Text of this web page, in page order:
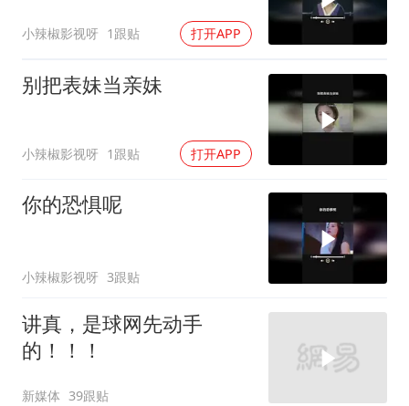
小辣椒影视呀 1跟贴 打开APP
别把表妹当亲妹
小辣椒影视呀 1跟贴 打开APP
你的恐惧呢
小辣椒影视呀 3跟贴
讲真，是球网先动手
的！！！
新媒体 39跟贴